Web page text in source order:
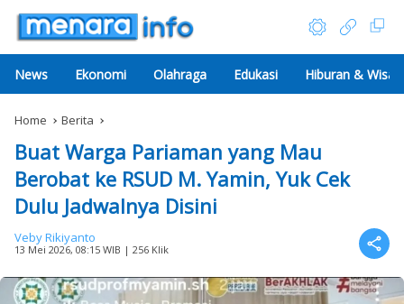
News Ekonomi Olahraga Edukasi Hiburan &
Home Berita
Buat Warga Pariaman yang Mau
Berobat ke RSUD M. Yamin, Yuk Cek
Dulu Jadwalnya Disini
Veby Rikiyanto
13 Mei 2026, 08:15 WIB | 256 Klik